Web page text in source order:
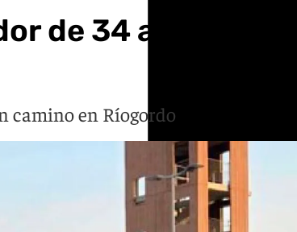
de 34 años tras
camino en Ríogordo